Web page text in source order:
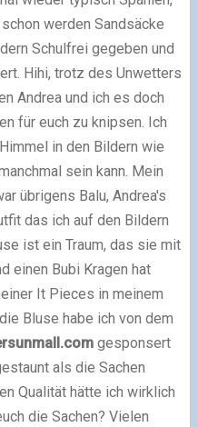
werden Sandsäcke
Schulfrei gegeben und
Hihi, trotz des Unwetters
Andrea und ich es doch
für euch zu knipsen. Ich
in den Bildern wie
sein kann. Mein
übrigens Balu, Andrea's
das ich auf den Bildern
ist ein Traum, das sie mit
einen Bubi Kragen hat
It Pieces in meinem
Bluse habe ich von dem
gesponsert
als die Sachen
Qualität hätte ich wirklich
die Sachen? Vielen